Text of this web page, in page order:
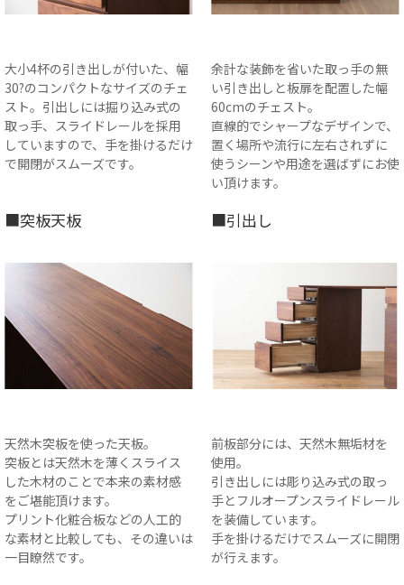
大小4杯の引き出しが付いた、幅
30?のコンパクトなサイズのチェ
スト。引出しには掘り込み式の
取っ手、スライドレールを採用
していますので、手を掛けるだけ
で開閉がスムーズです。
余計な装飾を省いた取っ手の無
い引き出しと板扉を配置した幅
60cmのチェスト。
直線的でシャープなデザインで、
置く場所や流行に左右されずに
使うシーンや用途を選ばずにお使
い頂けます。
■突板天板
天然木突板を使った天板。
突板とは天然木を薄くスライス
した木材のことで本来の素材感
をご堪能頂けます。
プリント化粧合板などの人工的
な素材と比較しても、その違いは
一目瞭然です。
■引出し
前板部分には、天然木無垢材を
使用。
引き出しには彫り込み式の取っ
手とフルオープンスライドレール
を装備しています。
手を掛けるだけでスムーズに開閉
が行えます。